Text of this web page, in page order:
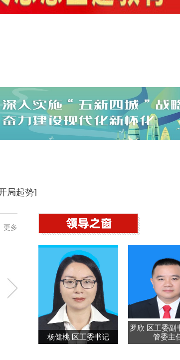
局起势]
更多
专题丨学习贯彻习近平新时代中国特色社会主
杨健桃 区工委书记
罗欣 区工委副
管委主